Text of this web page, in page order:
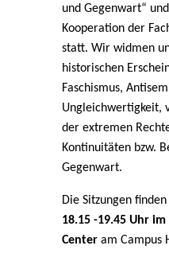
und Gegenwart“
Kooperation der
statt. Wir widmen
historischen
Faschismus,
Ungleichwertigkeit,
der extremen
Kontinuitäten bzw.
Gegenwart.
Die Sitzungen finden
18.15 -19.45 Uhr
Center am Campus